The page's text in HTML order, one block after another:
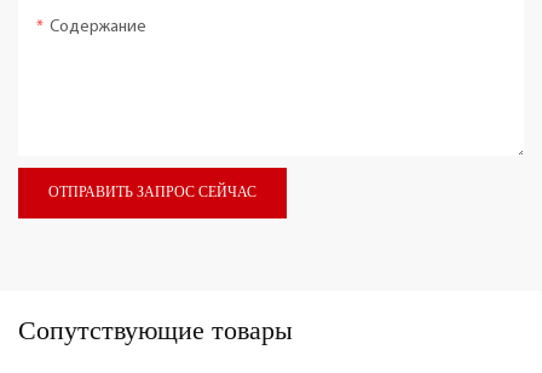
Содержание
ОТПРАВИТЬ ЗАПРОС СЕЙЧАС
Сопутствующие товары